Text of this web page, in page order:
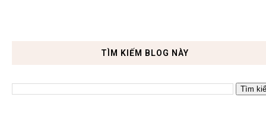
TÌM KIẾM BLOG NÀY